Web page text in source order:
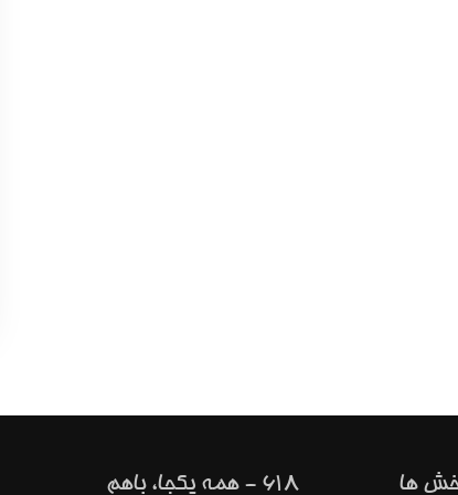
ها 618 - همه یکجا، باهم